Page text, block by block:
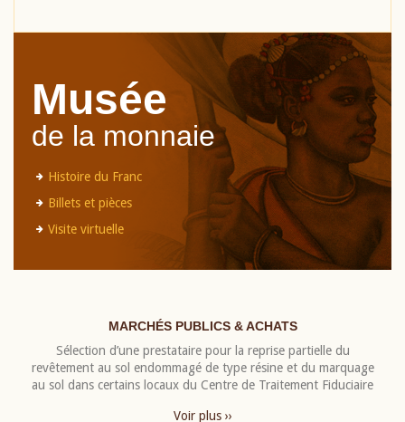
Musée
de la monnaie
Histoire du Franc
Billets et pièces
Visite virtuelle
MARCHÉS PUBLICS & ACHATS
Sélection d’une prestataire pour la reprise partielle du
revêtement au sol endommagé de type résine et du marquage
au sol dans certains locaux du Centre de Traitement Fiduciaire
Voir plus ››